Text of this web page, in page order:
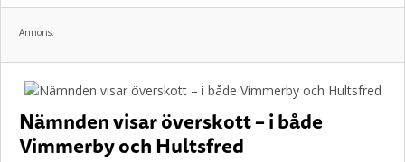
Annons:
Nämnden visar överskott – i både
Vimmerby och Hultsfred